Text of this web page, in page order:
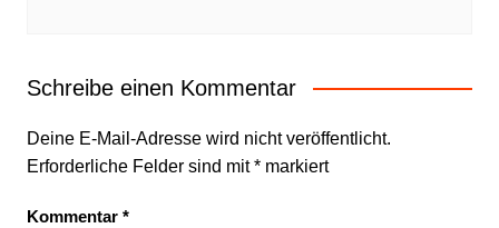
Schreibe einen Kommentar
Deine E-Mail-Adresse wird nicht veröffentlicht.
Erforderliche Felder sind mit*markiert
Kommentar *